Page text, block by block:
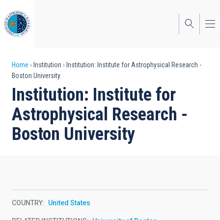
to
main
content
Breadcrumb
Home Institution
Institution: Institute for Astrophysical Research -
Boston University
Institution: Institute for
Astrophysical Research -
Boston University
COUNTRY United States